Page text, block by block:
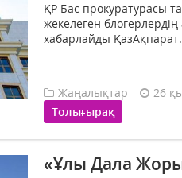
ҚР Бас прокуратурасы
жекелеген
хабарлайды
Жаңалықтар 26
Толығырақ
«Ұлы Дала